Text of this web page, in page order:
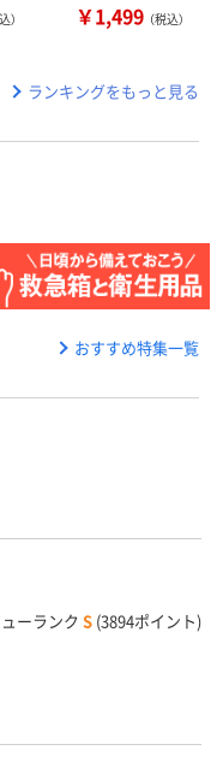
） ￥1,499 （税込）
ランキングをもっと見る
おすすめ特集一覧
ーランク S (3894ポイント)